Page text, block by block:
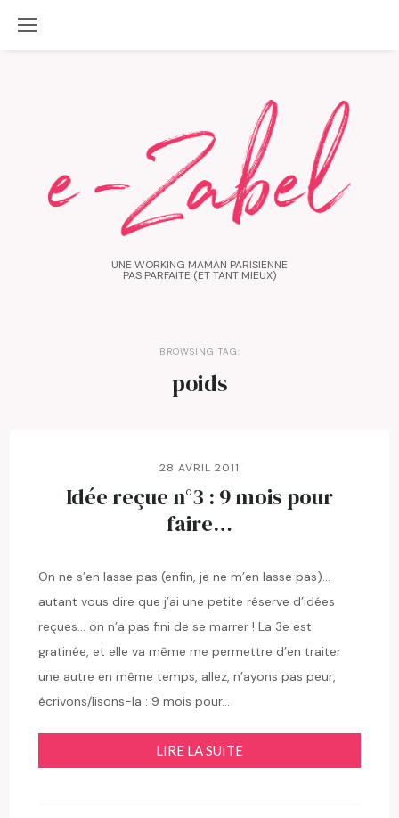
UNE WORKING MAMAN PARISIENNE
PAS PARFAITE (ET TANT MIEUX)
BROWSING TAG:
poids
28 AVRIL 2011
Idée reçue n°3 : 9 mois pour
faire…
On ne s’en lasse pas (enfin, je ne m’en lasse pas)…
autant vous dire que j’ai une petite réserve d’idées
reçues… on n’a pas fini de se marrer ! La 3e est
gratinée, et elle va même me permettre d’en traiter
une autre en même temps, allez, n’ayons pas peur,
écrivons/lisons-la : 9 mois pour…
LIRE LA SUITE